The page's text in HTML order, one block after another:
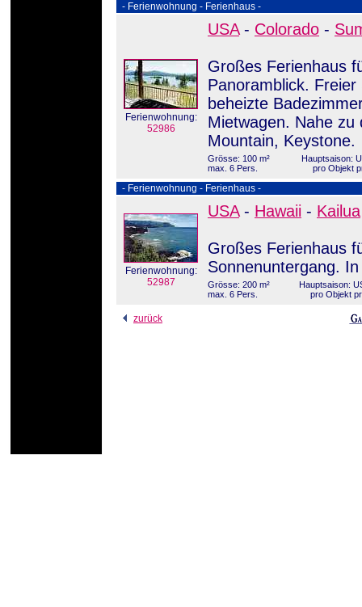
- Ferienwohnung - Ferienhaus -
Ferienwohnung:
52986
USA- Colorado -
Großes Ferienhaus
Panoramblick.
beheizte
Mietwagen. Nahe
Mountain, Keystone.
Grösse: 100 m²
max. 6 Pers.
Hauptsaison:
pro Objekt
- Ferienwohnung - Ferienhaus -
Ferienwohnung:
52987
USA- Hawaii - Kailua
Großes Ferienhaus
Sonnenuntergang.
Grösse: 200 m²
max. 6 Pers.
Hauptsaison:
pro Objekt
zurück